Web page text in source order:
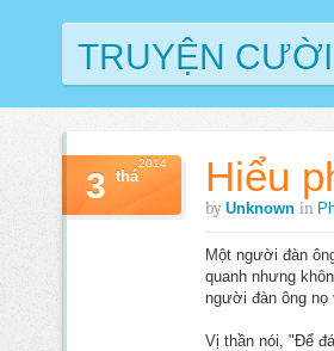
TRUYỆN
Hiểu
by Unknown in
3 thá
2014
Một người đàn
quanh nhưng
người đàn ông nọ
Vị thần nói, "Ðể